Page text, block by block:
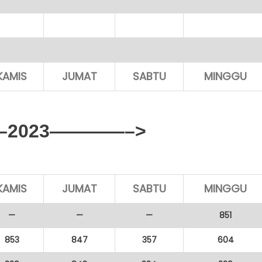
JUMAT SABTU MINGGU
JUMAT SABTU MINGGU
— — — 851
853 847 357 604